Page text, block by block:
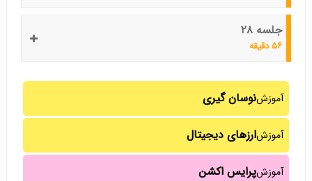
جلسه ۲۸
۵۶ دقیقه
آموزشنوسان گیری
آموزشارزهای دیجیتال
آموزشپرایس اکشن